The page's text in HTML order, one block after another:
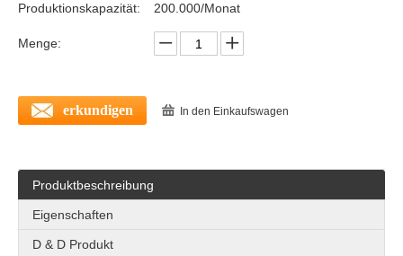
Produktionskapazität:
200.000/Monat
Menge:
erkundigen In den Einkaufswagen
Produktbeschreibung
Eigenschaften
D & D Produkt